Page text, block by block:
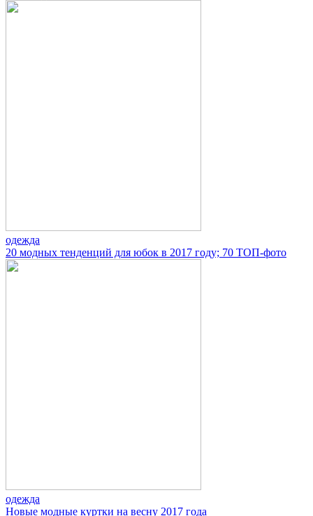
одежда
20 модных тенденций для юбок в 2017 году; 70 ТОП-фото
одежда
Новые модные куртки на весну 2017 года